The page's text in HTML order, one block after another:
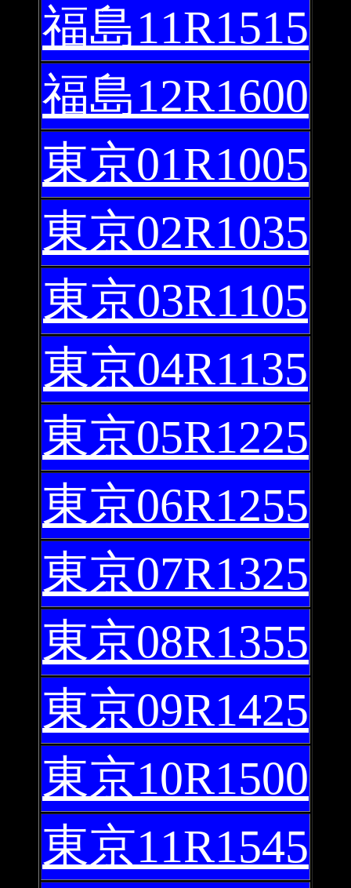
福島11R1515
福島12R1600
東京01R1005
東京02R1035
東京03R1105
東京04R1135
東京05R1225
東京06R1255
東京07R1325
東京08R1355
東京09R1425
東京10R1500
東京11R1545